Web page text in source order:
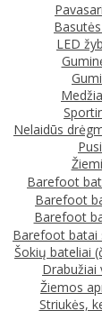
LED
Nelaidūs
Barefoot
Barefoot
Barefoot
Barefoot batai
Šokių bateliai
Drabužiai
Žiemos
Striukės,